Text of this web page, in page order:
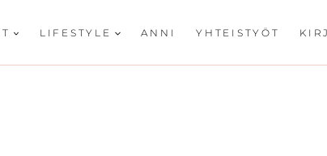
LIFESTYLE ANNI YHTEISTYÖT